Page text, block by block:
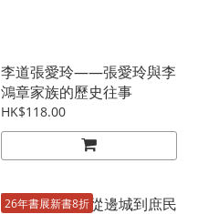
李道張愛玲——張愛玲與李
鴻章家族的歷史往事
HK$118.00
26年書展新書8折